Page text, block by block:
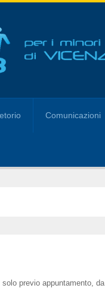
Comunicazioni
previo appuntamento, da